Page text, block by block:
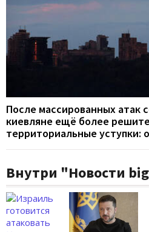
После массированных атак
киевляне ещё более
территориальные уступки:
Внутри "Новости